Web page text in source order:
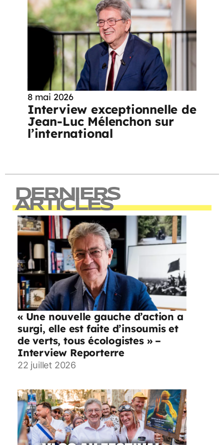
8 mai 2026
Interview exceptionnelle de
Jean-Luc Mélenchon sur
l’international
DERNIERS
ARTICLES
« Une nouvelle gauche d’action a
surgi, elle est faite d’insoumis et
de verts, tous écologistes » –
Interview Reporterre
22 juillet 2026